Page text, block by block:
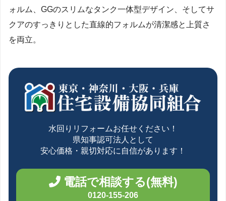
ォルム、GGのスリムなタンク一体型デザイン、そしてサ
クアのすっきりとした直線的フォルムが清潔感と上質さ
を両立。
水回りリフォームお任せください！
県知事認可法人として
安心価格・親切対応に自信があります！
電話で相談する(無料)
0120-155-206